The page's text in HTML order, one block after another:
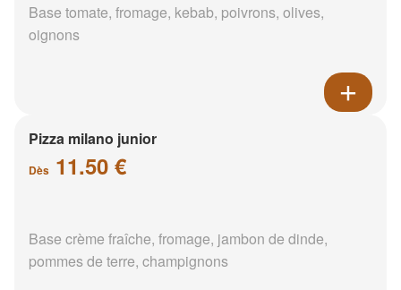
Base tomate, fromage, kebab, poivrons, olives,
oignons
Pizza milano junior
Dès 11.50 €
Base crème fraîche, fromage, jambon de dinde,
pommes de terre, champignons